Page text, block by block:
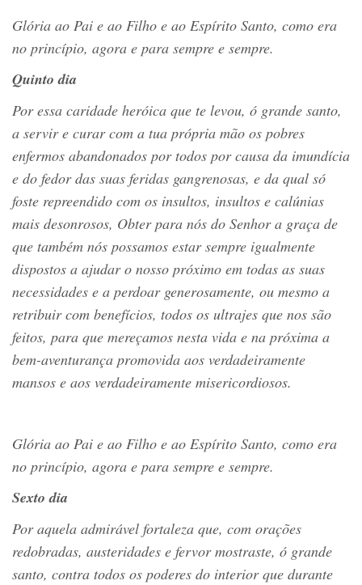
Glória ao Pai e ao Filho e ao Espírito Santo, como era
no princípio, agora e para sempre e sempre.
Quinto dia
Por essa caridade heróica que te levou, ó grande santo,
a servir e curar com a tua própria mão os pobres
enfermos abandonados por todos por causa da imundícia
e do fedor das suas feridas gangrenosas, e da qual só
foste repreendido com os insultos, insultos e calúnias
mais desonrosos, Obter para nós do Senhor a graça de
que também nós possamos estar sempre igualmente
dispostos a ajudar o nosso próximo em todas as suas
necessidades e a perdoar generosamente, ou mesmo a
retribuir com benefícios, todos os ultrajes que nos são
feitos, para que mereçamos nesta vida e na próxima a
bem-aventurança promovida aos verdadeiramente
mansos e aos verdadeiramente misericordiosos.
Glória ao Pai e ao Filho e ao Espírito Santo, como era
no princípio, agora e para sempre e sempre.
Sexto dia
Por aquela admirável fortaleza que, com orações
redobradas, austeridades e fervor mostraste, ó grande
santo, contra todos os poderes do interior que durante